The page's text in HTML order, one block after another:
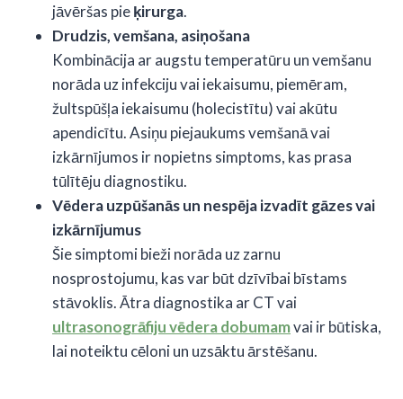
jāvēršas pieķirurga.
Drudzis, vemšana, asiņošana
Kombinācija ar augstu temperatūru un vemšanu
norāda uz infekciju vai iekaisumu, piemēram,
žultspūšļa iekaisumu (holecistītu) vai akūtu
apendicītu. Asiņu piejaukums vemšanā vai
izkārnījumos ir nopietns simptoms, kas prasa
tūlītēju diagnostiku.
Vēdera uzpūšanās un nespēja izvadīt gāzes vai
izkārnījumus
Šie simptomi bieži norāda uz zarnu
nosprostojumu, kas var būt dzīvībai bīstams
stāvoklis. Ātra diagnostika ar CT vai
ultrasonogrāfiju vēdera dobumamvai ir būtiska,
lai noteiktu cēloni un uzsāktu ārstēšanu.